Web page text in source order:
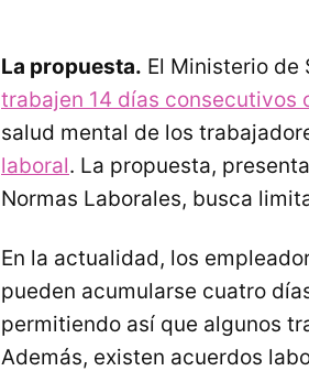
La propuesta. El Ministerio de
trabajen 14 días consecutivos
salud mental de los
laboral. La propuesta,
Normas Laborales, busca
En la actualidad, los
pueden acumularse cuatro
permitiendo así que algunos
Además, existen acuerdos